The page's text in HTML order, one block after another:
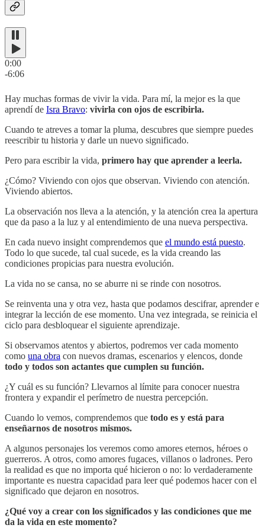
0:00
-6:06
Hay muchas formas de vivir la vida. Para mí, la mejor es la que
aprendí de Isra Bravo: vivirla con ojos de escribirla.
Cuando te atreves a tomar la pluma, descubres que siempre puedes
reescribir tu historia y darle un nuevo significado.
Pero para escribir la vida, primero hay que aprender a leerla.
¿Cómo? Viviendo con ojos que observan. Viviendo con atención.
Viviendo abiertos.
La observación nos lleva a la atención, y la atención crea la apertura
que da paso a la luz y al entendimiento de una nueva perspectiva.
En cada nuevo insight comprendemos que el mundo está puesto.
Todo lo que sucede, tal cual sucede, es la vida creando las
condiciones propicias para nuestra evolución.
La vida no se cansa, no se aburre ni se rinde con nosotros.
Se reinventa una y otra vez, hasta que podamos descifrar, aprender e
integrar la lección de ese momento. Una vez integrada, se reinicia el
ciclo para desbloquear el siguiente aprendizaje.
Si observamos atentos y abiertos, podremos ver cada momento
como una obra con nuevos dramas, escenarios y elencos, donde
todo y todos son actantes que cumplen su función.
¿Y cuál es su función? Llevarnos al límite para conocer nuestra
frontera y expandir el perímetro de nuestra percepción.
Cuando lo vemos, comprendemos que todo es y está para
enseñarnos de nosotros mismos.
A algunos personajes los veremos como amores eternos, héroes o
guerreros. A otros, como amores fugaces, villanos o ladrones. Pero
la realidad es que no importa qué hicieron o no: lo verdaderamente
importante es nuestra capacidad para leer qué podemos hacer con el
significado que dejaron en nosotros.
¿Qué voy a crear con los significados y las condiciones que me
da la vida en este momento?